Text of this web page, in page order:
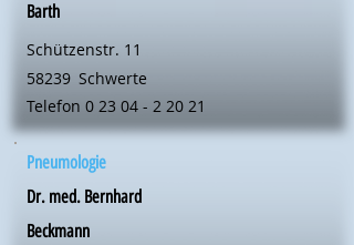
Barth
Schützenstr. 11
58239 Schwerte
Telefon 0 23 04 - 2 20 21
Pneumologie
Dr. med. Bernhard
Beckmann